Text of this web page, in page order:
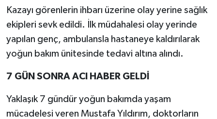
Kazayı görenlerin ihbarı üzerine olay yerine sağlık
ekipleri sevk edildi. İlk müdahalesi olay yerinde
yapılan genç, ambulansla hastaneye kaldırılarak
yoğun bakım ünitesinde tedavi altına alındı.
7 GÜN SONRA ACI HABER GELDİ
Yaklaşık 7 gündür yoğun bakımda yaşam
mücadelesi veren Mustafa Yıldırım, doktorların